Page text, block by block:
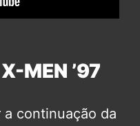
MEN ’97
a continuação da